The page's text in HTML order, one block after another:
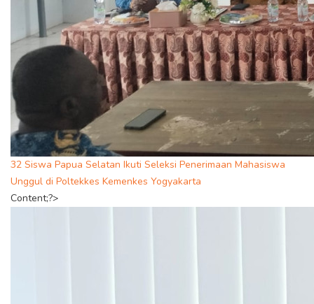
32 Siswa Papua Selatan Ikuti Seleksi Penerimaan Mahasiswa
Unggul di Poltekkes Kemenkes Yogyakarta
Content;?>